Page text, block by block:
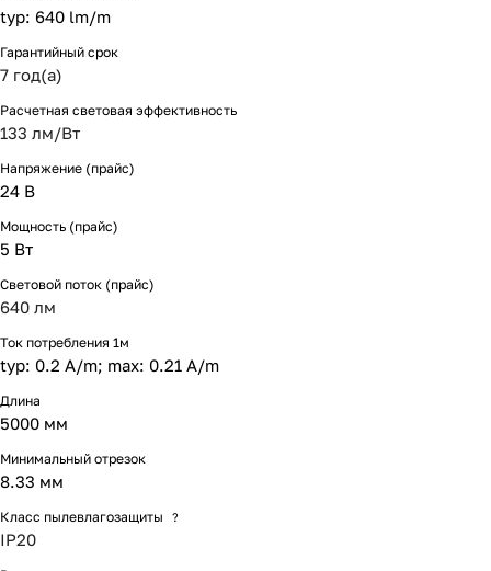
typ: 640 lm/m
Гарантийный срок
7 год(а)
Расчетная световая эффективность
133 лм/Вт
Напряжение (прайс)
24 В
Мощность (прайс)
5 Вт
Световой поток (прайс)
640 лм
Ток потребления 1м
typ: 0.2 A/m; max: 0.21 A/m
Длина
5000 мм
Минимальный отрезок
8.33 мм
Класс пылевлагозащиты ?
IP20